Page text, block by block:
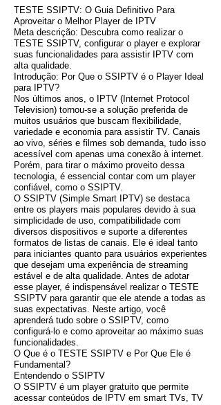
TESTE SSIPTV: O Guia Definitivo Para
Aproveitar o Melhor Player de IPTV
Meta descrição: Descubra como realizar o
TESTE SSIPTV, configurar o player e explorar
suas funcionalidades para assistir IPTV com
alta qualidade.
Introdução: Por Que o SSIPTV é o Player Ideal
para IPTV?
Nos últimos anos, o IPTV (Internet Protocol
Television) tornou-se a solução preferida de
muitos usuários que buscam flexibilidade,
variedade e economia para assistir TV. Canais
ao vivo, séries e filmes sob demanda, tudo isso
acessível com apenas uma conexão à internet.
Porém, para tirar o máximo proveito dessa
tecnologia, é essencial contar com um player
confiável, como o SSIPTV.
O SSIPTV (Simple Smart IPTV) se destaca
entre os players mais populares devido à sua
simplicidade de uso, compatibilidade com
diversos dispositivos e suporte a diferentes
formatos de listas de canais. Ele é ideal tanto
para iniciantes quanto para usuários experientes
que desejam uma experiência de streaming
estável e de alta qualidade. Antes de adotar
esse player, é indispensável realizar o TESTE
SSIPTV para garantir que ele atende a todas as
suas expectativas. Neste artigo, você
aprenderá tudo sobre o SSIPTV, como
configurá-lo e como aproveitar ao máximo suas
funcionalidades.
O Que é o TESTE SSIPTV e Por Que Ele é
Fundamental?
Entendendo o SSIPTV
O SSIPTV é um player gratuito que permite
acessar conteúdos de IPTV em smart TVs, TV